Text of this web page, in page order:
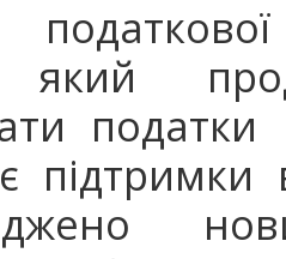
який